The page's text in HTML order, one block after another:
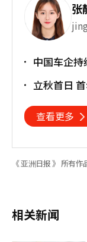
张
中国车企
立秋首日
查看更多
《 亚洲日报 》 所有
相关新闻